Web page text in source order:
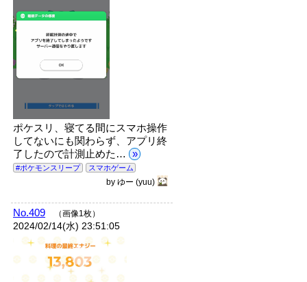
ポケスリ、寝てる間にスマホ操作
してないにも関わらず、アプリ終
了したので計測止めた… »
#ポケモンスリープ スマホゲーム
byゆー(yuu)
No.409 （画像1枚）
2024/02/14(水) 23:51:05